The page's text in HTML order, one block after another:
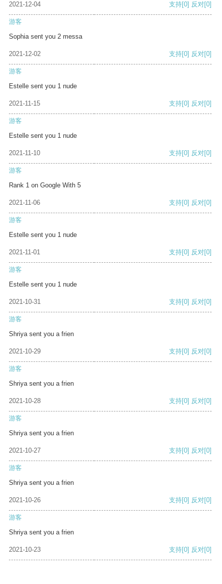
2021-12-04 支持[0] 反对[0]
游客
Sophia sent you 2 messa
2021-12-02 支持[0] 反对[0]
游客
Estelle sent you 1 nude
2021-11-15 支持[0] 反对[0]
游客
Estelle sent you 1 nude
2021-11-10 支持[0] 反对[0]
游客
Rank 1 on Google With 5
2021-11-06 支持[0] 反对[0]
游客
Estelle sent you 1 nude
2021-11-01 支持[0] 反对[0]
游客
Estelle sent you 1 nude
2021-10-31 支持[0] 反对[0]
游客
Shriya sent you a frien
2021-10-29 支持[0] 反对[0]
游客
Shriya sent you a frien
2021-10-28 支持[0] 反对[0]
游客
Shriya sent you a frien
2021-10-27 支持[0] 反对[0]
游客
Shriya sent you a frien
2021-10-26 支持[0] 反对[0]
游客
Shriya sent you a frien
2021-10-23 支持[0] 反对[0]